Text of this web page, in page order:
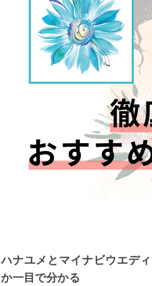
ハナユメとマイナビウエデ
か一目で分かる